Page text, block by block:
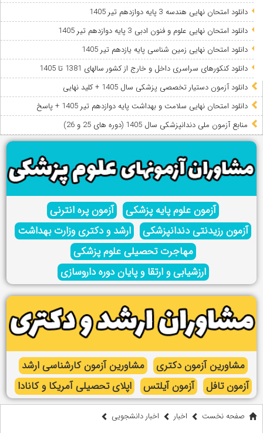
دانلود امتحان نهایی هندسه 3 پایه دوازدهم تیر 1405
دانلود امتحان نهایی علوم و فنون ادبی 3 پایه دوازدهم تیر 1405
دانلود امتحان نهایی زمین شناسی پایه یازدهم تیر 1405
دانلود کنکورهای سراسری داخل و خارج از کشور سالهای 1381 تا 1405
دانلود آزمون دستیار تخصصی پزشکی سال 1405 + کلید نهایی
دانلود امتحان نهایی سلامت و بهداشت پایه دوازدهم تیر 1405 + پاسخ
ﻣﻨﺎﺑﻊ آزﻣﻮن ﻣﻠﯽ دندانپزشکی سال 1405 (دوره های 25 و 26)
آزمون علوم پایه پزشکی
آزمون پره انترنی
آزمون رزیدنتی دندانپزشکی
ارشد و دکتری وزارت بهداشت
مهاجرت تحصیلی علوم پزشکی
ارزشیابی و ارتقا و پایان دوره داروسازی
مشاورین آزمون دکتری
مشاورین آزمون کارشناسی ارشد
آزمون تافل
آزمون آیلتس اپلای تحصیلی آمریکا و کانادا
صفحه نخست اخبار
اخبار دانشجویی